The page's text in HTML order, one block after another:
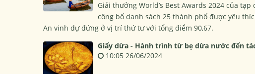
Giải thưởng World’s Best Awards 2024 của
công bố danh sách 25 thành phố được yêu
An vinh dự đứng ở vị trí thứ tư với tổng điểm 90,67.
Giấy dừa - Hành trình từ bẹ dừa nước đến
10:05 26/06/2024